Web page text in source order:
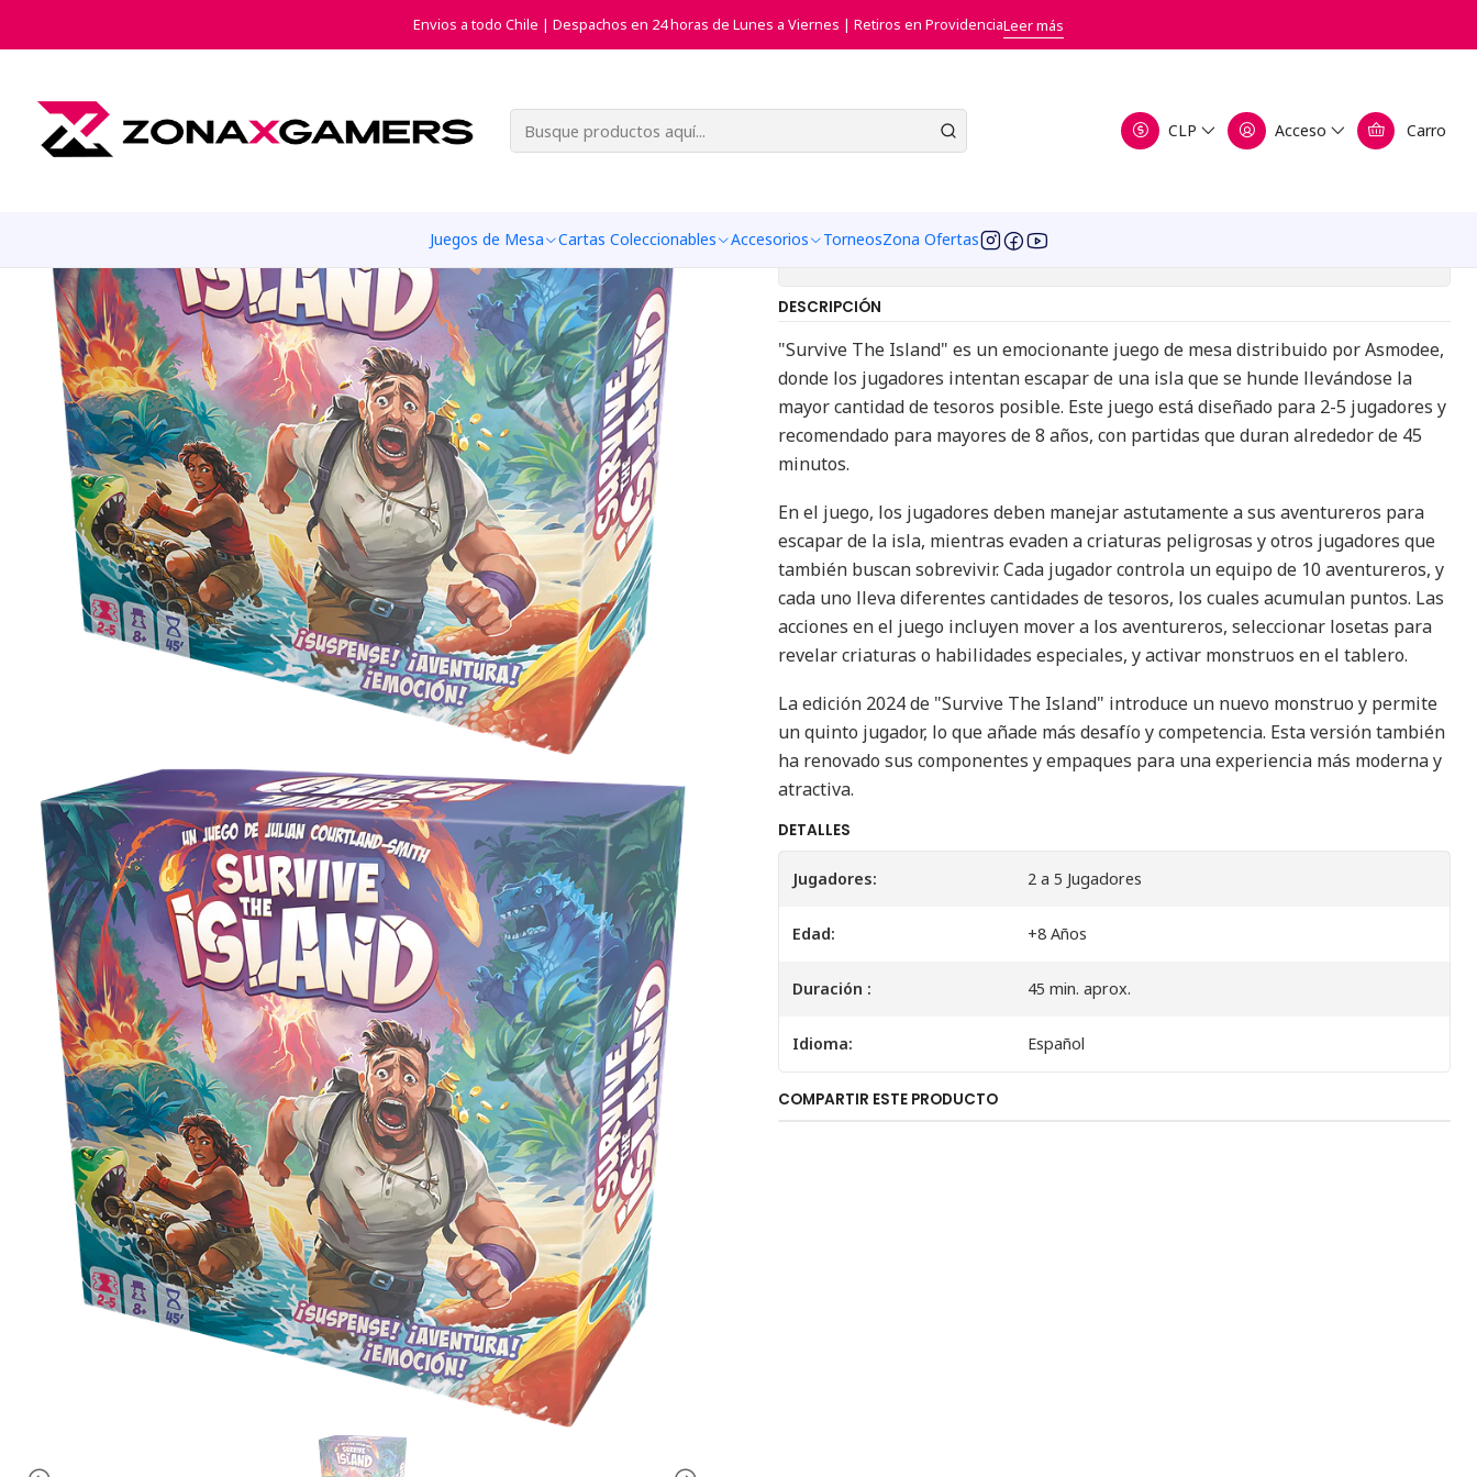
CLP Acceso Carro
Juegos de Mesa Cartas Coleccionables Accesorios TorneosZona Ofertas
Envios a todo Chile | Despachos en 24 horas de Lunes a Viernes | Retiros en ProvidenciaLeer más
Inicio Juegos de Mesa Juegos de Estrategia Survive The Island
Survive The Island
DESCRIPCIÓN
"Survive The Island" es un emocionante juego de mesa distribuido por Asmodee,
donde los jugadores intentan escapar de una isla que se hunde llevándose la
mayor cantidad de tesoros posible. Este juego está diseñado para 2-5 jugadores y
recomendado para mayores de 8 años, con partidas que duran alrededor de 45
minutos.
En el juego, los jugadores deben manejar astutamente a sus aventureros para
escapar de la isla, mientras evaden a criaturas peligrosas y otros jugadores que
también buscan sobrevivir. Cada jugador controla un equipo de 10 aventureros, y
cada uno lleva diferentes cantidades de tesoros, los cuales acumulan puntos. Las
acciones en el juego incluyen mover a los aventureros, seleccionar losetas para
revelar criaturas o habilidades especiales, y activar monstruos en el tablero.
La edición 2024 de "Survive The Island" introduce un nuevo monstruo y permite
un quinto jugador, lo que añade más desafío y competencia. Esta versión también
ha renovado sus componentes y empaques para una experiencia más moderna y
atractiva.
DETALLES
Jugadores: 2 a 5 Jugadores
Edad: +8 Años
Duración : 45 min. aprox.
Idioma: Español
COMPARTIR ESTE PRODUCTO